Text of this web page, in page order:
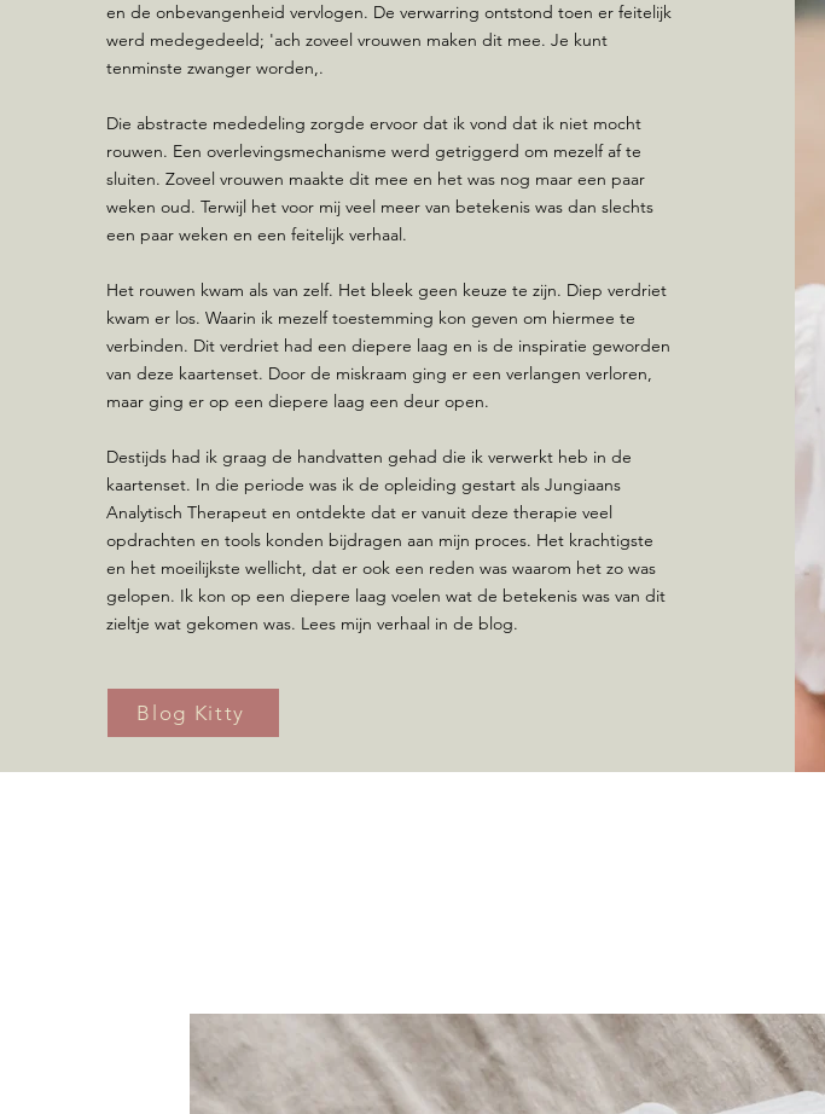
en de onbevangenheid vervlogen. De verwarring ontstond toen er feitelijk
werd medegedeeld; 'ach zoveel vrouwen maken dit mee. Je kunt
tenminste zwanger worden,.
Die abstracte mededeling zorgde ervoor dat ik vond dat ik niet mocht
rouwen. Een overlevingsmechanisme werd getriggerd om mezelf af te
sluiten. Zoveel vrouwen maakte dit mee en het was nog maar een paar
weken oud. Terwijl het voor mij veel meer van betekenis was dan slechts
een paar weken en een feitelijk verhaal.
Het rouwen kwam als van zelf. Het bleek geen keuze te zijn. Diep verdriet
kwam er los. Waarin ik mezelf toestemming kon geven om hiermee te
verbinden. Dit verdriet had een diepere laag en is de inspiratie geworden
van deze kaartenset. Door de miskraam ging er een verlangen verloren,
maar ging er op een diepere laag een deur open.
Destijds had ik graag de handvatten gehad die ik verwerkt heb in de
kaartenset. In die periode was ik de opleiding gestart als Jungiaans
Analytisch Therapeut en ontdekte dat er vanuit deze therapie veel
opdrachten en tools konden bijdragen aan mijn proces. Het krachtigste
en het moeilijkste wellicht, dat er ook een reden was waarom het zo was
gelopen. Ik kon op een diepere laag voelen wat de betekenis was van dit
zieltje wat gekomen was. Lees mijn verhaal in de blog.
Blog Kitty